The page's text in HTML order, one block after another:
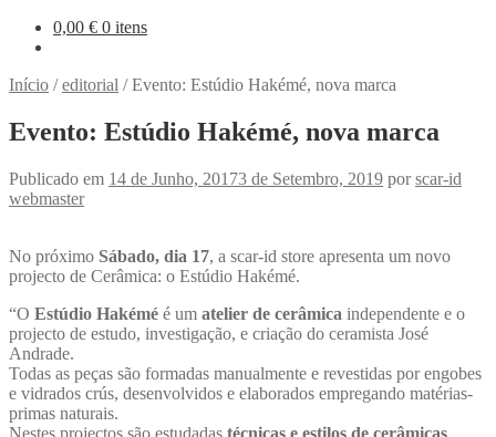
0,00 € 0 itens
Início /editorial /Evento: Estúdio Hakémé, nova marca
Evento: Estúdio Hakémé, nova marca
Publicado em 14 de Junho, 20173 de Setembro, 2019 porscar-id
webmaster
No próximo Sábado, dia 17, a scar-id store apresenta um novo
projecto de Cerâmica: o Estúdio Hakémé.
“O Estúdio Hakémé é um atelier de cerâmica independente e o
projecto de estudo, investigação, e criação do ceramista José
Andrade.
Todas as peças são formadas manualmente e revestidas por engobes
e vidrados crús, desenvolvidos e elaborados empregando matérias-
primas naturais.
Nestes projectos são estudadas técnicas e estilos de cerâmicas